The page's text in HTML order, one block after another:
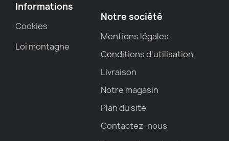
Informations
Cookies
Loi montagne
Notre société
Mentions légales
Conditions d'utilisation
Livraison
Notre magasin
Plan du site
Contactez-nous